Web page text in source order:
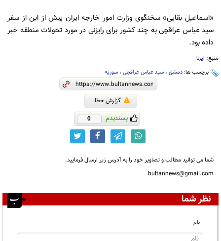
«اسماعیل بقایی» سخنگوی وزارت امور خارجه ایران پیش از این از سفر
سید عباس عراقچی به چند کشور برای رایزنی در مورد تحولات منطقه‌ خبر
داده بود.
منبع: ایرنا
برچسب ها: دمشق ، سید عباس عراقچی ، سوریه
گزارش خطا
پسندیدم 0
شما می توانید مطالب و تصاویر خود را به آدرس زیر ارسال فرمایید.
bultannews@gmail.com
نظر شما
نام